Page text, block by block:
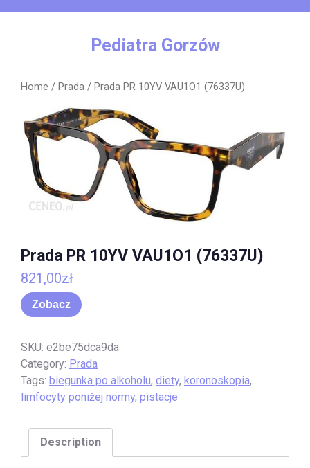
Pediatra Gorzów
Home / Prada / Prada PR 10YV VAU1O1 (76337U)
Prada PR 10YV VAU1O1 (76337U)
821,00zł
Zobacz
SKU: e2be75dca9da
Category: Prada
Tags: biegunka po alkoholu, diety, koronoskopia,
limfocyty poniżej normy, pistacje
Description